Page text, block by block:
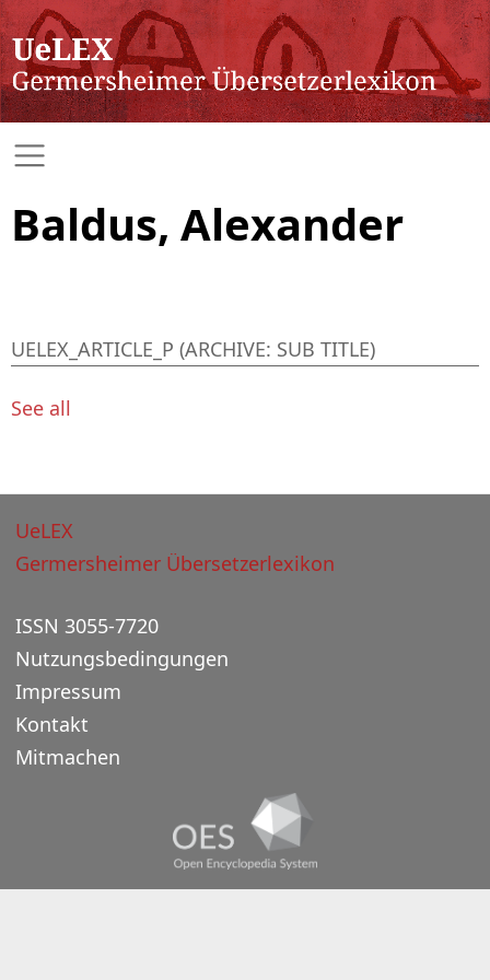
Baldus, Alexander
UELEX_ARTICLE_P (ARCHIVE: SUB TITLE)
See all
UeLEX
Germersheimer Übersetzerlexikon
ISSN 3055-7720
Nutzungsbedingungen
Impressum
Kontakt
Mitmachen